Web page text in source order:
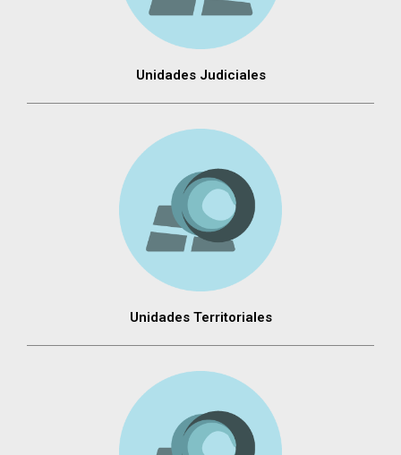
Unidades Judiciales
Unidades Territoriales